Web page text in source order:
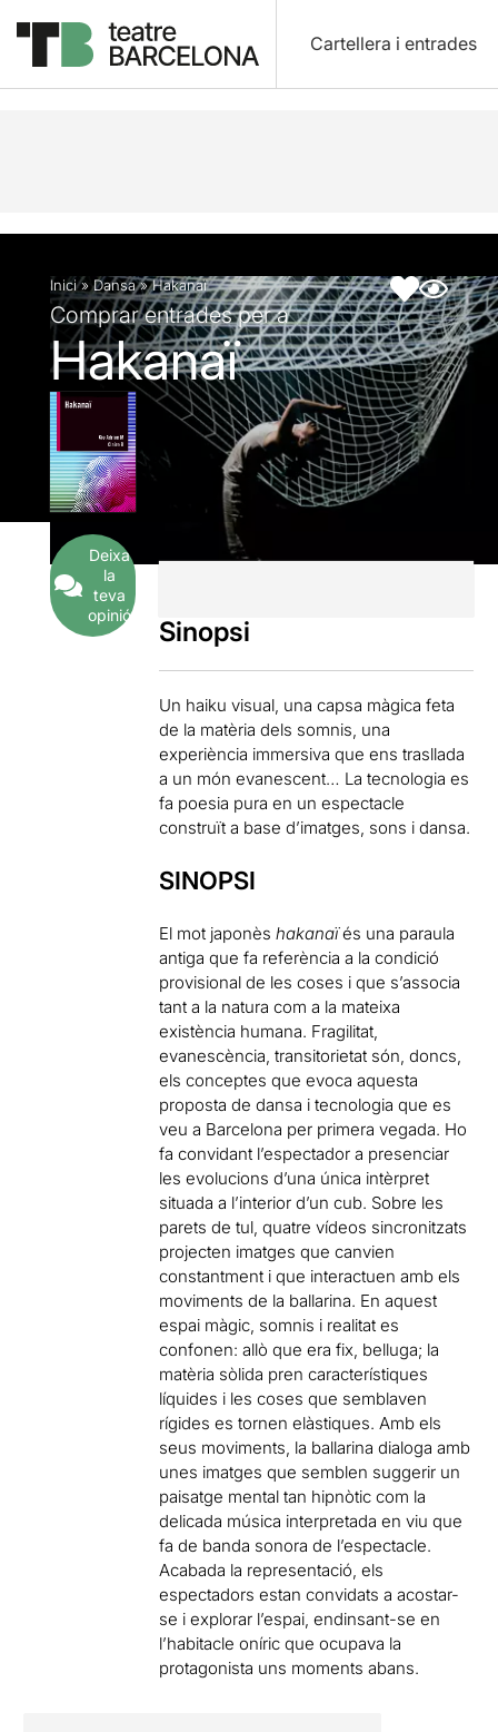
Cartellera i entrades
Descripció Fitxa artística
Inici»Dansa»Hakanaï
Comprar entrades per a
Hakanaï
Deixa
la
teva
opinió
Sinopsi
Un haiku visual, una capsa màgica feta
de la matèria dels somnis, una
experiència immersiva que ens trasllada
a un món evanescent… La tecnologia es
fa poesia pura en un espectacle
construït a base d’imatges, sons i dansa.
SINOPSI
El mot japonèshakanaïés una paraula
antiga que fa referència a la condició
provisional de les coses i que s’associa
tant a la natura com a la mateixa
existència humana. Fragilitat,
evanescència, transitorietat són, doncs,
els conceptes que evoca aquesta
proposta de dansa i tecnologia que es
veu a Barcelona per primera vegada. Ho
fa convidant l’espectador a presenciar
les evolucions d’una única intèrpret
situada a l’interior d’un cub. Sobre les
parets de tul, quatre vídeos sincronitzats
projecten imatges que canvien
constantment i que interactuen amb els
moviments de la ballarina. En aquest
espai màgic, somnis i realitat es
confonen: allò que era fix, belluga; la
matèria sòlida pren característiques
líquides i les coses que semblaven
rígides es tornen elàstiques. Amb els
seus moviments, la ballarina dialoga amb
unes imatges que semblen suggerir un
paisatge mental tan hipnòtic com la
delicada música interpretada en viu que
fa de banda sonora de l’espectacle.
Acabada la representació, els
espectadors estan convidats a acostar-
se i explorar l’espai, endinsant-se en
l’habitacle oníric que ocupava la
protagonista uns moments abans.